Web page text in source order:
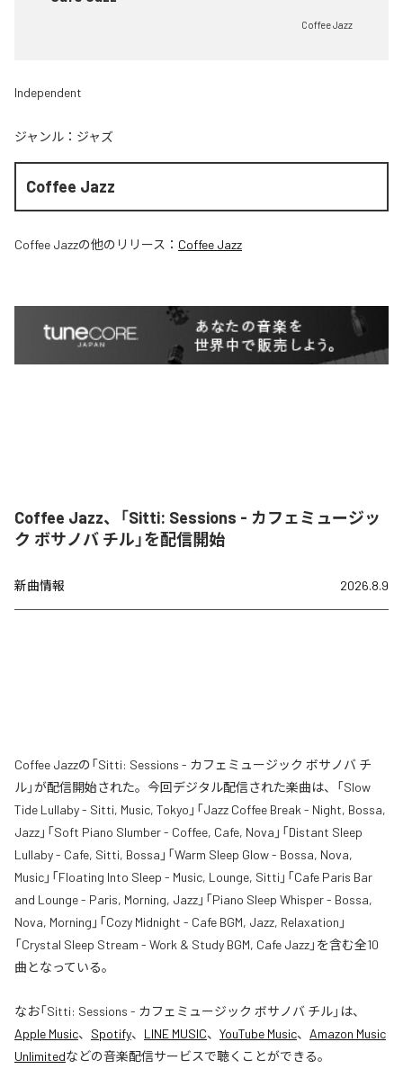
Coffee Jazz
Independent
ジャンル： ジャズ
Coffee Jazz
Coffee Jazzの他のリリース： Coffee Jazz
Coffee Jazz、「Sitti: Sessions - カフェミュージッ
ク ボサノバ チル」を配信開始
新曲情報 2026.8.9
Coffee Jazzの「Sitti: Sessions - カフェミュージック ボサノバ チ
ル」が配信開始された。今回デジタル配信された楽曲は、「Slow
Tide Lullaby - Sitti, Music, Tokyo」「Jazz Coffee Break - Night, Bossa,
Jazz」「Soft Piano Slumber - Coffee, Cafe, Nova」「Distant Sleep
Lullaby - Cafe, Sitti, Bossa」「Warm Sleep Glow - Bossa, Nova,
Music」「Floating Into Sleep - Music, Lounge, Sitti」「Cafe Paris Bar
and Lounge - Paris, Morning, Jazz」「Piano Sleep Whisper - Bossa,
Nova, Morning」「Cozy Midnight - Cafe BGM, Jazz, Relaxation」
「Crystal Sleep Stream - Work & Study BGM, Cafe Jazz」を含む全10
曲となっている。
なお「Sitti: Sessions - カフェミュージック ボサノバ チル」は、
Apple Music、 Spotify、 LINE MUSIC、 YouTube Music、 Amazon Music
Unlimitedなどの音楽配信サービスで聴くことができる。